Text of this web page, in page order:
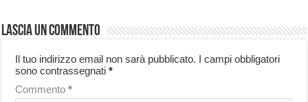
Lascia un commento
Il tuo indirizzo email non sarà pubblicato. I campi obbligatori
sono contrassegnati*
Commento*